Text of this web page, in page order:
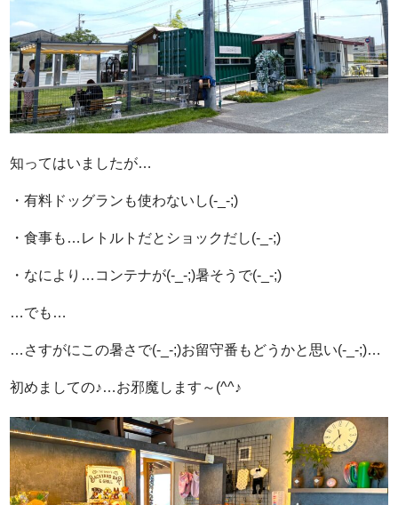
知ってはいましたが…
・有料ドッグランも使わないし(-_-;)
・食事も…レトルトだとショックだし(-_-;)
・なにより…コンテナが(-_-;)暑そうで(-_-;)
…でも…
…さすがにこの暑さで(-_-;)お留守番もどうかと思い(-_-;)…
初めましての♪…お邪魔します～(^^♪